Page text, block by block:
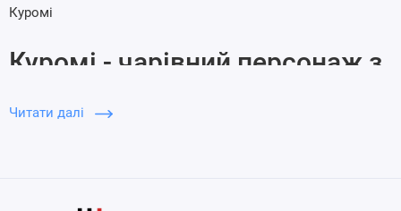
Куромі
Куромі - чарівний персонаж з
всесвіту Hello Kitty
Читати далі